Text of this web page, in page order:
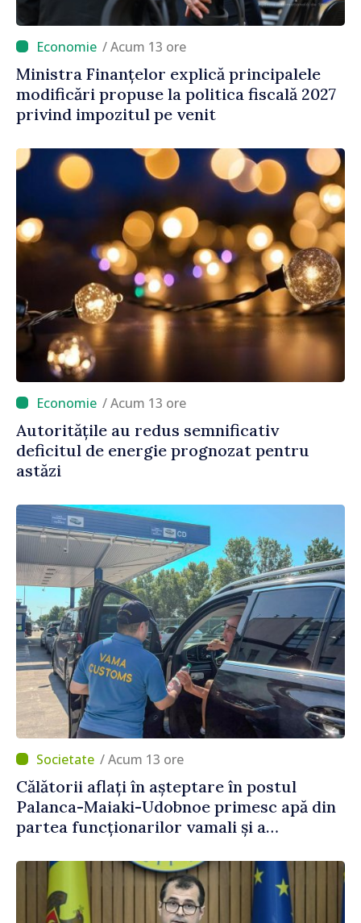
/ Acum 13 ore
Ministra Finanțelor explică principalele
modificări propuse la politica fiscală 2027
privind impozitul pe venit
/ Acum 13 ore
Autoritățile au redus semnificativ
deficitul de energie prognozat pentru
astăzi
/ Acum 13 ore
Călătorii aflați în așteptare în postul
Palanca-Maiaki-Udobnoe primesc apă din
partea funcționarilor vamali și a